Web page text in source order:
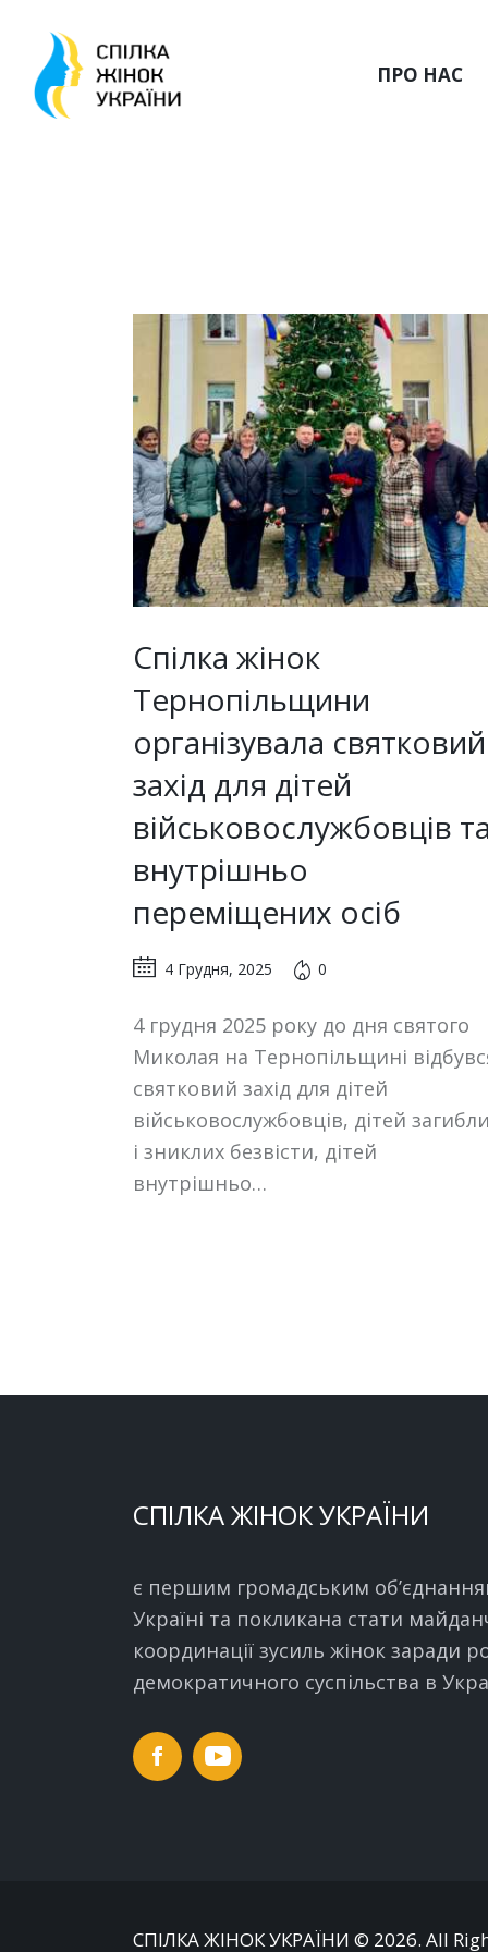
ПРО НАС
Спілка жінок
Тернопільщини
організувала святковий
захід для дітей
військовослужбовців
внутрішньо
переміщених осіб
4 Грудня, 2025 0
4 грудня 2025 року до дня святого
Миколая на Тернопільщині
святковий захід для дітей
військовослужбовців, дітей
і зниклих безвісти, дітей
внутрішньо…
СПІЛКА ЖІНОК УКРАЇНИ
є першим громадським
Україні та покликана стати
координації зусиль жінок заради
демократичного суспільства в
СПІЛКА ЖІНОК УКРАЇНИ © 2026. All